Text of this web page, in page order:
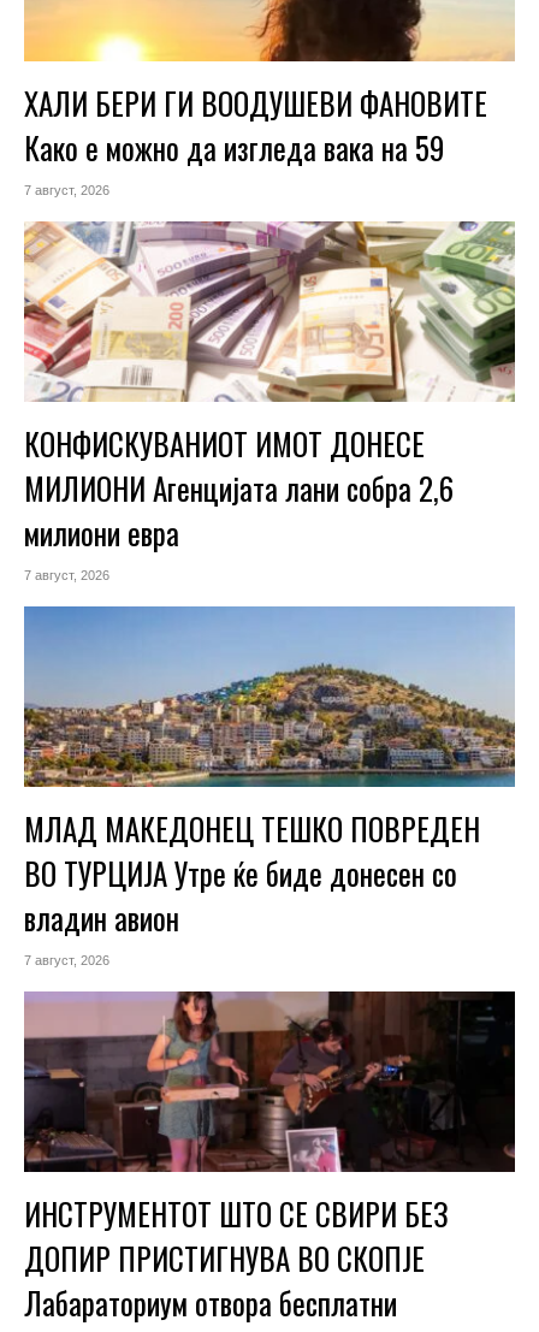
ХАЛИ БЕРИ ГИ ВООДУШЕВИ ФАНОВИТЕ
Како е можно да изгледа вака на 59
7 август, 2026
КОНФИСКУВАНИОТ ИМОТ ДОНЕСЕ
МИЛИОНИ Агенцијата лани собра 2,6
милиони евра
7 август, 2026
МЛАД МАКЕДОНЕЦ ТЕШКО ПОВРЕДЕН
ВО ТУРЦИЈА Утре ќе биде донесен со
владин авион
7 август, 2026
ИНСТРУМЕНТОТ ШТО СЕ СВИРИ БЕЗ
ДОПИР ПРИСТИГНУВА ВО СКОПЈЕ
Лабараториум отвора бесплатни